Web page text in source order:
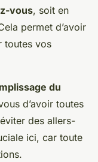
vous, soit en
permet d’avoir
toutes vos
du
d’avoir toutes
des allers-
ici, car toute